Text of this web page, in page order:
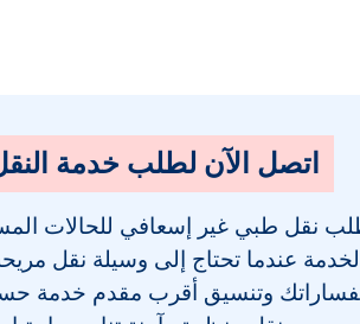
اتصل الآن لطلب خدمة
نقل طبي غير إسعافي للحالات
عندما تحتاج إلى وسيلة نقل
وتنسيق أقرب مقدم خدمة